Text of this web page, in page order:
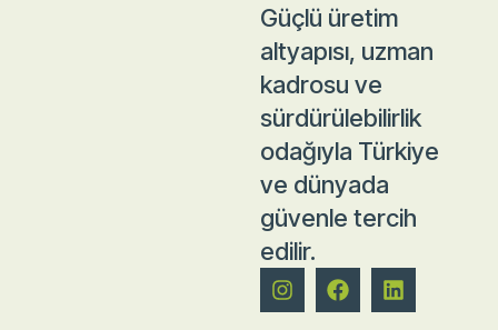
Güçlü üretim
altyapısı, uzman
kadrosu ve
sürdürülebilirlik
odağıyla Türkiye
ve dünyada
güvenle tercih
edilir.